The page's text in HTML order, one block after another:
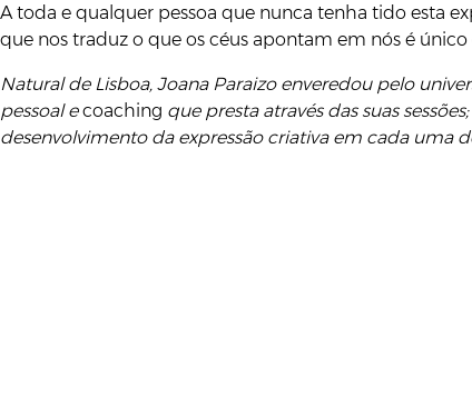
A toda e qualquer pessoa que nunca tenha tido esta
que nos traduz o que os céus apontam em nós é
Natural de Lisboa, Joana Paraizo enveredou pelo
pessoal ecoaching que presta através das suas
desenvolvimento da expressão criativa em cada uma